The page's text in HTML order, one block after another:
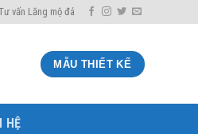
vấn Lăng mộ đá
MẪU THIẾT KẾ
HỆ